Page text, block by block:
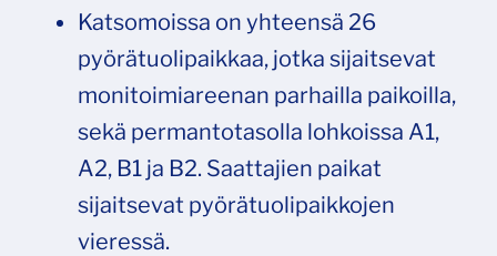
Katsomoissa on yhteensä 26
pyörätuolipaikkaa, jotka sijaitsevat
monitoimiareenan parhailla paikoilla,
sekä permantotasolla lohkoissa A1,
A2, B1 ja B2. Saattajien paikat
sijaitsevat pyörätuolipaikkojen
vieressä.